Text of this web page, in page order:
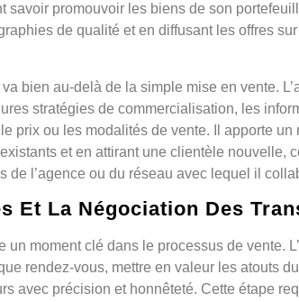
savoir promouvoir les biens de son
de qualité et en diffusant les offres
bien au-delà de la simple mise en vente.
stratégies de commercialisation, les
prix ou les modalités de vente. Il apporte un
et en attirant une clientèle nouvelle,
de l’agence ou du réseau avec lequel il
Et La Négociation Des
un moment clé dans le processus de vente.
rendez-vous, mettre en valeur les atouts
avec précision et honnêteté. Cette étape